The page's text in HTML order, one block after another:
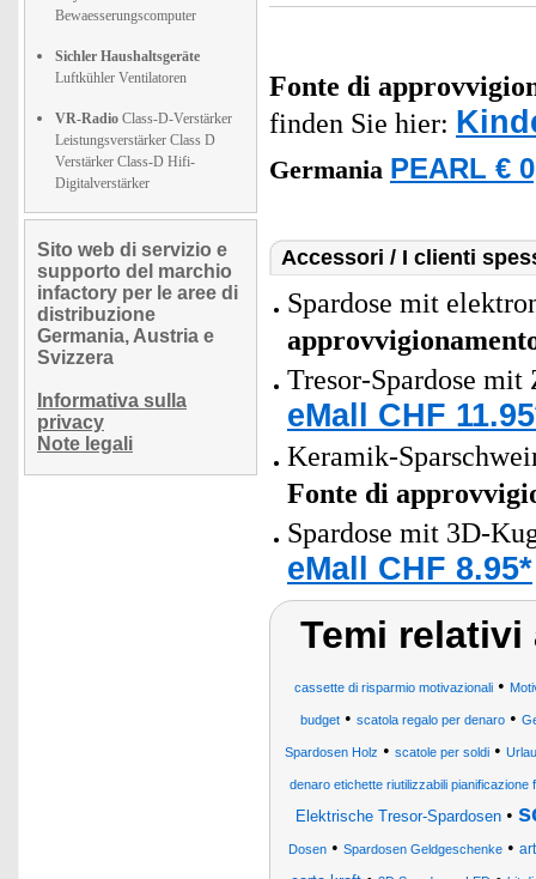
Bewaesserungscomputer
Sichler Haushaltsgeräte
Luftkühler Ventilatoren
VR-Radio Class-D-Verstärker
Leistungsverstärker Class D
Verstärker Class-D Hifi-
Digitalverstärker
Sito web di servizio e
supporto del marchio
infactory per le aree di
distribuzione
Germania, Austria e
Svizzera
Informativa sulla
privacy
Note legali
Fonte di
finden Sie hier:
Germania PEARL €
Accessori / I clienti
Spardose mit
Tresor-Spardose mit
eMall CHF
Keramik-
Fonte di
Spardose mit 3D-
eMall CHF 8.95*
Temi relativi
cassette di risparmio motivazionali •
budget • scatola regalo per denaro •
Spardosen Holz • scatole per soldi•
denaro etichette riutilizzabili pianificazione
Elektrische Tresor-Spardosen •
Dosen• Spardosen Geldgeschenke•